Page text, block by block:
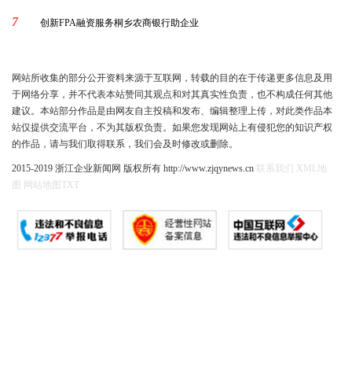
7 创新FPA融资服务桐乡农商银行助企业
网站所收集的部分公开资料来源于互联网，转载的目的在于传递更多信息及用
于网络分享，并不代表本站赞同其观点和对其真实性负责，也不构成任何其他
建议。本站部分作品是由网友自主投稿和发布、编辑整理上传，对此类作品本
站仅提供交流平台，不为其版权负责。如果您发现网站上有侵犯您的知识产权
的作品，请与我们取得联系，我们会及时修改或删除。
2015-2019 浙江企业新闻网 版权所有 http://www.zjqynews.cn 联系我们
XML地
图
网站地图 TXT